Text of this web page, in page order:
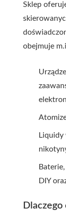
Sklep
obejmuje
Liquidy
DIY